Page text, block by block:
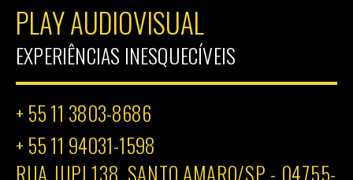
PLAY AUDIOVISUAL
EXPERIÊNCIAS INESQUECÍVEIS
+ 55 11 3803-8686
+ 55 11 94031-1598
RUA JUPI 138, SANTO AMARO/SP - 04755-